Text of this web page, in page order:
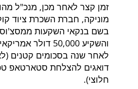
זמן קצר לאחר מכן, מנכ"ל
מוניקה, חברת השכרת ציוד
בשם בנקאי השקעות
והשקיע 50,000
לאחר שנה בסכומים קטנים
דואגים להצלחת סטארטאפ
חלוצי).